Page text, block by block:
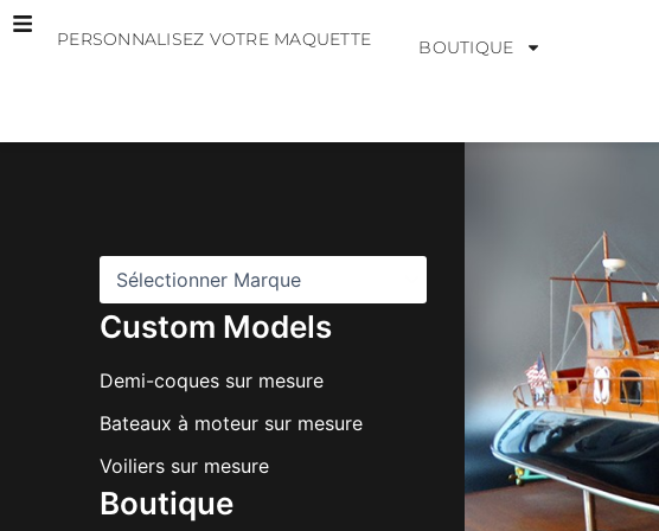
Aller
PERSONNALISEZ VOTRE MAQUETTE BOUTIQUE
Custom Models
Demi-coques sur mesure
Bateaux à moteur sur mesure
Voiliers sur mesure
Boutique